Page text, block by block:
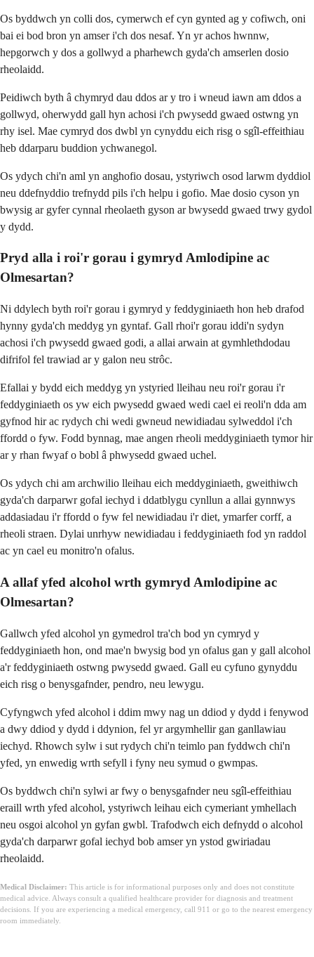
Os byddwch yn colli dos, cymerwch ef cyn gynted ag y cofiwch, oni
bai ei bod bron yn amser i'ch dos nesaf. Yn yr achos hwnnw,
hepgorwch y dos a gollwyd a pharhewch gyda'ch amserlen dosio
rheolaidd.
Peidiwch byth â chymryd dau ddos ar y tro i wneud iawn am ddos a
gollwyd, oherwydd gall hyn achosi i'ch pwysedd gwaed ostwng yn
rhy isel. Mae cymryd dos dwbl yn cynyddu eich risg o sgîl-effeithiau
heb ddarparu buddion ychwanegol.
Os ydych chi'n aml yn anghofio dosau, ystyriwch osod larwm dyddiol
neu ddefnyddio trefnydd pils i'ch helpu i gofio. Mae dosio cyson yn
bwysig ar gyfer cynnal rheolaeth gyson ar bwysedd gwaed trwy gydol
y dydd.
Pryd alla i roi'r gorau i gymryd Amlodipine ac
Olmesartan?
Ni ddylech byth roi'r gorau i gymryd y feddyginiaeth hon heb drafod
hynny gyda'ch meddyg yn gyntaf. Gall rhoi'r gorau iddi'n sydyn
achosi i'ch pwysedd gwaed godi, a allai arwain at gymhlethdodau
difrifol fel trawiad ar y galon neu strôc.
Efallai y bydd eich meddyg yn ystyried lleihau neu roi'r gorau i'r
feddyginiaeth os yw eich pwysedd gwaed wedi cael ei reoli'n dda am
gyfnod hir ac rydych chi wedi gwneud newidiadau sylweddol i'ch
ffordd o fyw. Fodd bynnag, mae angen rheoli meddyginiaeth tymor hir
ar y rhan fwyaf o bobl â phwysedd gwaed uchel.
Os ydych chi am archwilio lleihau eich meddyginiaeth, gweithiwch
gyda'ch darparwr gofal iechyd i ddatblygu cynllun a allai gynnwys
addasiadau i'r ffordd o fyw fel newidiadau i'r diet, ymarfer corff, a
rheoli straen. Dylai unrhyw newidiadau i feddyginiaeth fod yn raddol
ac yn cael eu monitro'n ofalus.
A allaf yfed alcohol wrth gymryd Amlodipine ac
Olmesartan?
Gallwch yfed alcohol yn gymedrol tra'ch bod yn cymryd y
feddyginiaeth hon, ond mae'n bwysig bod yn ofalus gan y gall alcohol
a'r feddyginiaeth ostwng pwysedd gwaed. Gall eu cyfuno gynyddu
eich risg o benysgafnder, pendro, neu lewygu.
Cyfyngwch yfed alcohol i ddim mwy nag un ddiod y dydd i fenywod
a dwy ddiod y dydd i ddynion, fel yr argymhellir gan ganllawiau
iechyd. Rhowch sylw i sut rydych chi'n teimlo pan fyddwch chi'n
yfed, yn enwedig wrth sefyll i fyny neu symud o gwmpas.
Os byddwch chi'n sylwi ar fwy o benysgafnder neu sgîl-effeithiau
eraill wrth yfed alcohol, ystyriwch leihau eich cymeriant ymhellach
neu osgoi alcohol yn gyfan gwbl. Trafodwch eich defnydd o alcohol
gyda'ch darparwr gofal iechyd bob amser yn ystod gwiriadau
rheolaidd.
Medical Disclaimer: This article is for informational purposes only and does not constitute
medical advice. Always consult a qualified healthcare provider for diagnosis and treatment
decisions. If you are experiencing a medical emergency, call 911 or go to the nearest emergency
room immediately.